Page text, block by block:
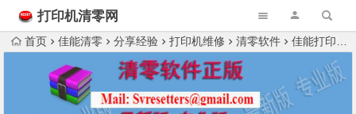
打印机清零网
首页 佳能清零 分享经验 打印机维修 清零软件 佳能打印机清零软件下载大全_2023年11月整理完整版！